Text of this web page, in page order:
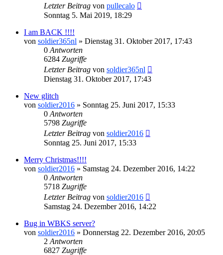
Letzter Beitrag von pullecalo
Sonntag 5. Mai 2019, 18:29
I am BACK !!!!
von soldier365nl » Dienstag 31. Oktober 2017, 17:43
0 Antworten
6284 Zugriffe
Letzter Beitrag von soldier365nl
Dienstag 31. Oktober 2017, 17:43
New glitch
von soldier2016 » Sonntag 25. Juni 2017, 15:33
0 Antworten
5798 Zugriffe
Letzter Beitrag von soldier2016
Sonntag 25. Juni 2017, 15:33
Merry Christmas!!!!
von soldier2016 » Samstag 24. Dezember 2016, 14:22
0 Antworten
5718 Zugriffe
Letzter Beitrag von soldier2016
Samstag 24. Dezember 2016, 14:22
Bug in WBKS server?
von soldier2016 » Donnerstag 22. Dezember 2016, 20:05
2 Antworten
6827 Zugriffe